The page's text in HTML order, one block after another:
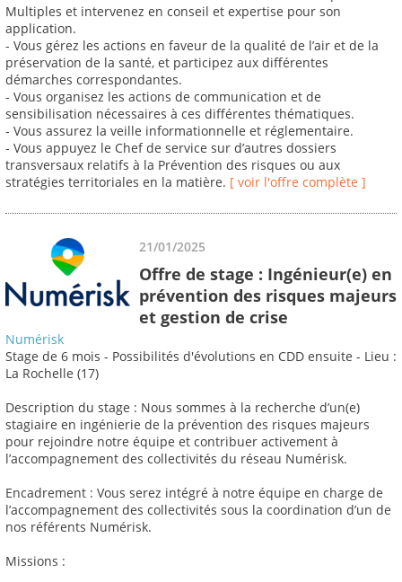
Multiples et intervenez en conseil et expertise pour son
application.
- Vous gérez les actions en faveur de la qualité de l’air et de la
préservation de la santé, et participez aux différentes
démarches correspondantes.
- Vous organisez les actions de communication et de
sensibilisation nécessaires à ces différentes thématiques.
- Vous assurez la veille informationnelle et réglementaire.
- Vous appuyez le Chef de service sur d’autres dossiers
transversaux relatifs à la Prévention des risques ou aux
stratégies territoriales en la matière. [ voir l'offre complète ]
21/01/2025
Offre de stage : Ingénieur(e) en
prévention des risques majeurs
et gestion de crise
Numérisk
Stage de 6 mois - Possibilités d'évolutions en CDD ensuite - Lieu :
La Rochelle (17)
Description du stage : Nous sommes à la recherche d’un(e)
stagiaire en ingénierie de la prévention des risques majeurs
pour rejoindre notre équipe et contribuer activement à
l’accompagnement des collectivités du réseau Numérisk.
Encadrement : Vous serez intégré à notre équipe en charge de
l’accompagnement des collectivités sous la coordination d’un de
nos référents Numérisk.
Missions :